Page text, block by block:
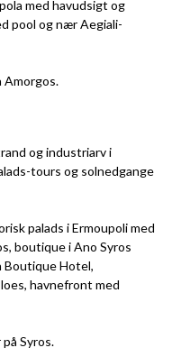
med havudsigt og
pool og nær Aegiali-
Amorgos.
og industriarv i
tours og solnedgange
palads i Ermoupoli med
boutique i Ano Syros
Boutique Hotel,
havnefront med
Syros.